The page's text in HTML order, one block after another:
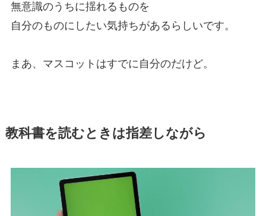
無意識のうちに揺れるものを
自分のものにしたい気持ちがあるらしいです。
まあ、マスコットはすでに自分のだけど。
教科書を読むときは指差しながら